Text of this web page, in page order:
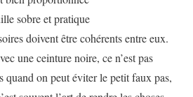
sobre et pratique
doivent être cohérents entre eux.
une ceinture noire, ce n’est pas
quand on peut éviter le petit faux pas,